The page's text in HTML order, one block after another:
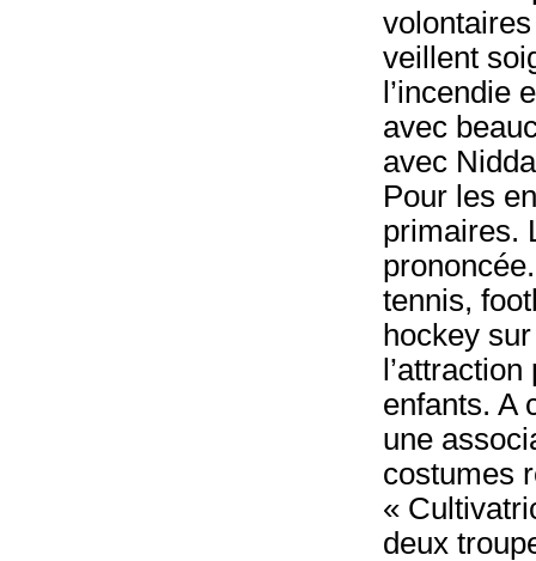
veillent
l’incendie
avec
avec
Pour les
primaires.
tennis,
hockey
enfants. A
une
costumes
«
deux